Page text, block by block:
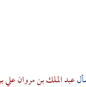
عبد الملك بن مروانعلي